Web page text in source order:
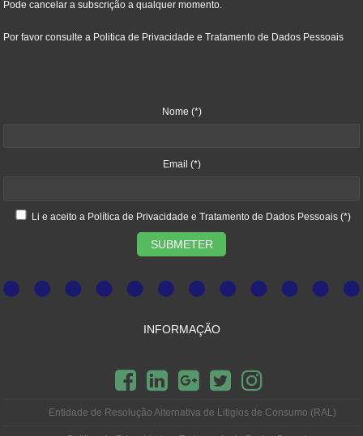
Pode cancelar a subscrição a qualquer momento.
Por favor consulte a Politica de Privacidade e Tratamento de Dados Pessoais
Nome (*)
Email (*)
Li e aceito a Política de Privacidade e Tratamento de Dados Pessoais (*)
SUBMETER
INFORMAÇÃO
Entidade de Resolução Alternativa de Litigios de Consumo (RAL)